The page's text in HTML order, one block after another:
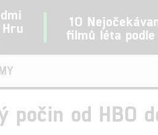
10
filmů léta
od HBO